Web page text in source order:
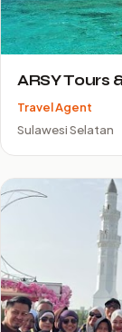
ARSY Tours
Travel Agent
Sulawesi Selatan